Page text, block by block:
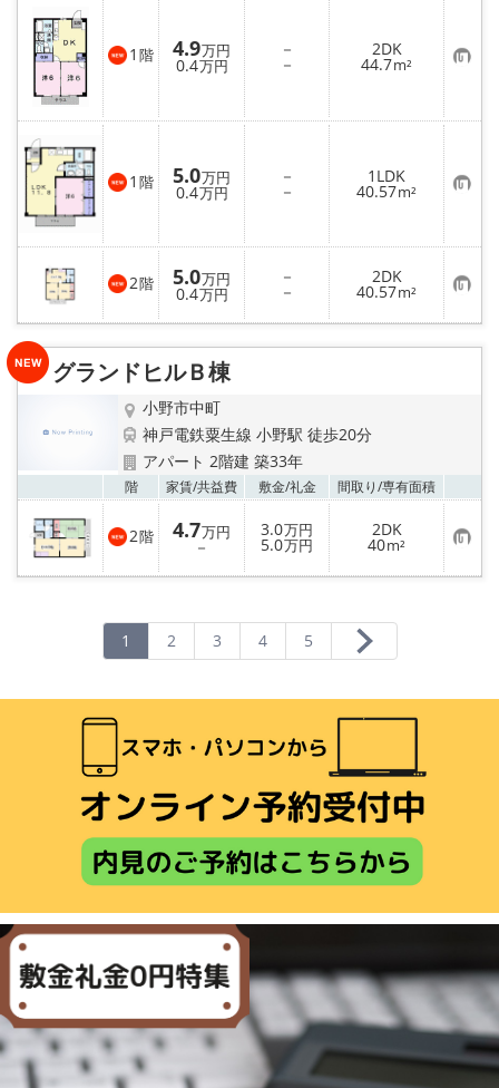
入
り
登
録
1 階 4.9万円
0.4万円
－
－
2DK
44.7m² お
気
に
入
り
登
録
1 階 5.0万円
0.4万円
－
－
1LDK
40.57m² お
気
に
入
り
登
録
2階 5.0万円
0.4万円
－
－
2DK
40.57m² お
気
に
り
グランドヒルＢ棟
小野市中町
神戸電鉄粟生線 小野駅 徒歩20分
アパート 2階建 築33年
階 家賃/共益費 敷金/礼金 間取り/専有面積
2階 4.7万円
－
3.0万円
5.0万円
2DK
40m² お
気
に
1 2 3 4 5